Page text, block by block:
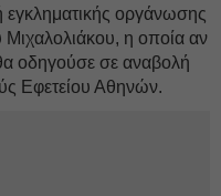
εγκληματικής οργάνωσης
η οποία αν
οδηγούσε σε αναβολή
Εφετείου Αθηνών.